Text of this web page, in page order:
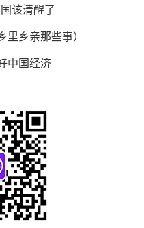
该清醒了
里乡亲那些事）
中国经济